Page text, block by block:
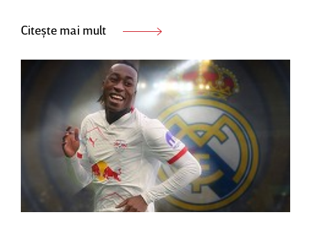
Citește mai mult